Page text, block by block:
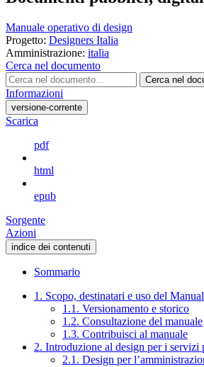
Manuale operativo di design
Progetto: Designers Italia
Amministrazione: italia
Cerca nel documento
Cerca nel
Informazioni
versione-corrente
Scarica
pdf
html
epub
Sorgente
Azioni
indice dei contenuti
Sommario
1. Scopo, destinatari e uso del
1.1. Versionamento e storico
1.2. Consultazione del manuale
1.3. Contribuisci al manuale
2. Introduzione al design per i
2.1. Design per